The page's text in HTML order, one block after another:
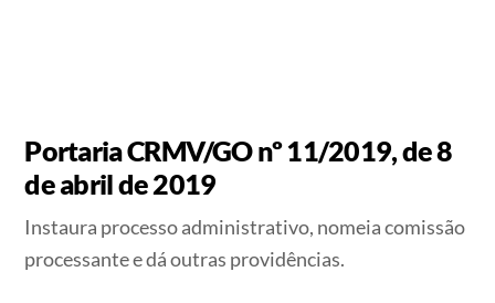
Portaria CRMV/GO nº 11/2019, de 8
de abril de 2019
Instaura processo administrativo, nomeia comissão
processante e dá outras providências.